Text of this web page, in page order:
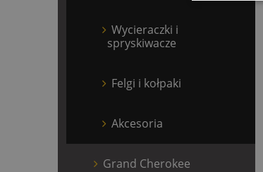
Wycieraczki i
spryskiwacze
Felgi i kołpaki
Akcesoria
Grand Cherokee